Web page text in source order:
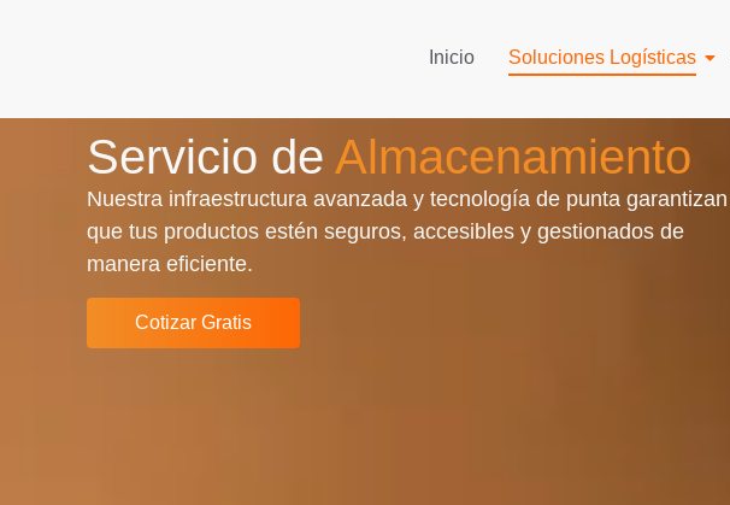
Inicio Soluciones Logísticas
Servicio de Almacenamiento
Nuestra infraestructura avanzada y tecnología de punta garantizan
que tus productos estén seguros, accesibles y gestionados de
manera eficiente.
Cotizar Gratis